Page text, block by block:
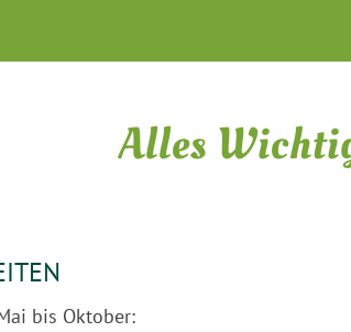
Alles
bis Oktober: